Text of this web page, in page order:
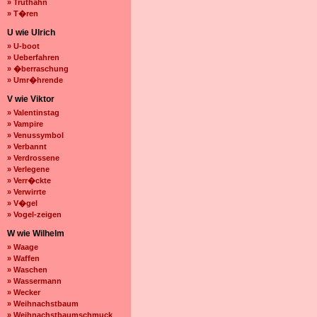
» Truthahn
» T�ren
U wie Ulrich
» U-boot
» Ueberfahren
» �berraschung
» Umr�hrende
V wie Viktor
» Valentinstag
» Vampire
» Venussymbol
» Verbannt
» Verdrossene
» Verlegene
» Verr�ckte
» Verwirrte
» V�gel
» Vogel-zeigen
W wie Wilhelm
» Waage
» Waffen
» Waschen
» Wassermann
» Wecker
» Weihnachstbaum
» Weihnachstbaumschmuck